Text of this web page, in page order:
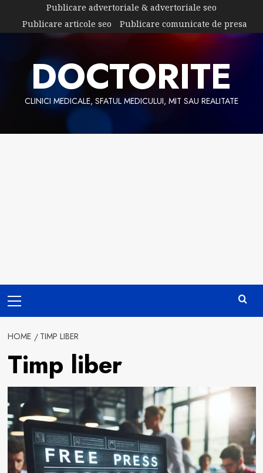
content
Publicare advertoriale & advertoriale seo
Publicare articole seo
Publicare comunicate de presa
DOCTORITE
CLINICI MEDICALE, SFATUL MEDICULUI, MIT SAU REALITATE
Menu
HOME TIMP LIBER
Timp liber